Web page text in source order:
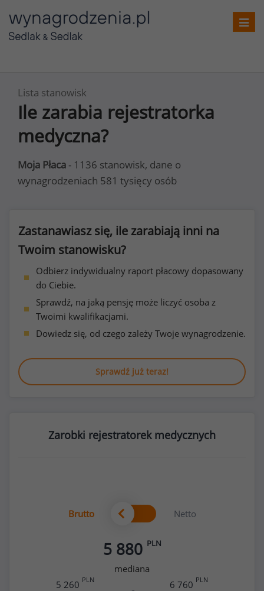
Lista stanowisk
Ile zarabia rejestratorka
medyczna?
Moja Płaca - 1136 stanowisk, dane o
wynagrodzeniach 581 tysięcy osób
Zastanawiasz się, ile zarabiają inni na
Twoim stanowisku?
Odbierz indywidualny raport płacowy dopasowany
do Ciebie.
Sprawdź, na jaką pensję może liczyć osoba z
Twoimi kwalifikacjami.
Dowiedz się, od czego zależy Twoje wynagrodzenie.
Sprawdź już teraz!
Zarobki rejestratorek medycznych
Brutto Netto
5 880 PLN
mediana
5 260 PLN 6 760 PLN